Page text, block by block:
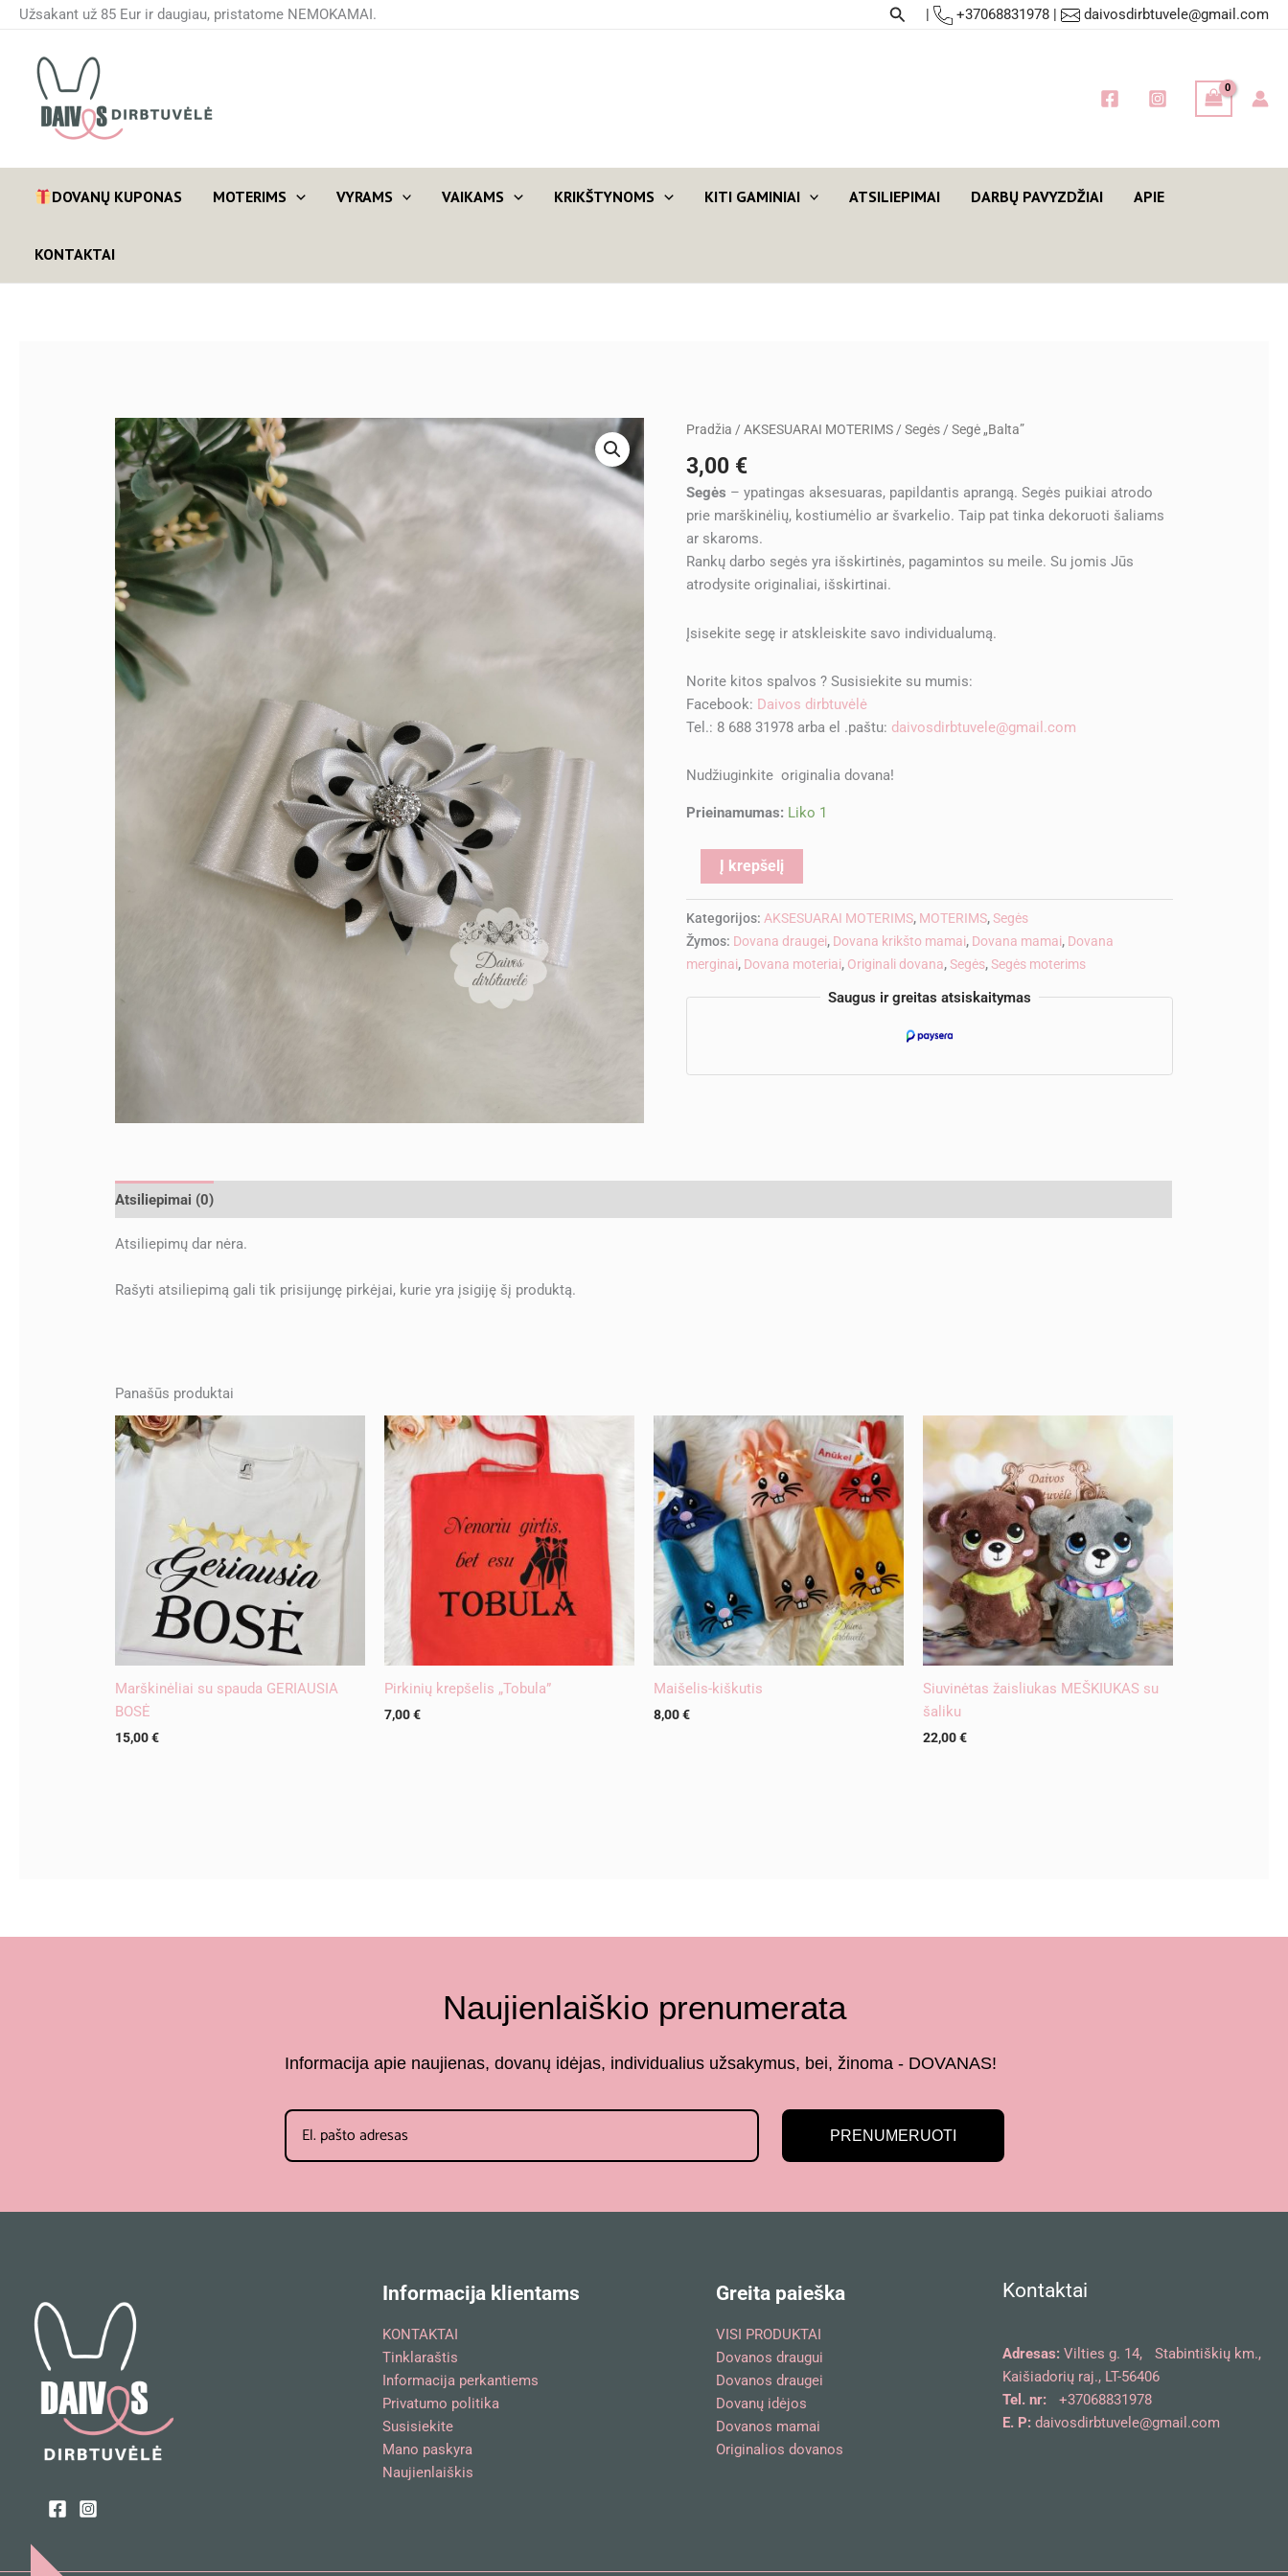
Pereiti
turinio
Užsakant už 85 Eur ir daugiau, pristatome NEMOKAMAI. Paieška
| +37068831978 | daivosdirbtuvele@gmail.com
DOVANŲ KUPONAS MOTERIMS VYRAMS VAIKAMS KRIKŠTYNOMS KITI GAMINIAI ATSILIEPIMAI DARBŲ PAVYZDŽIAI APIE
KONTAKTAI
Pradžia /AKSESUARAI MOTERIMS /Segės / Segė „Balta”
3,00 €
Segės – ypatingas aksesuaras, papildantis aprangą. Segės puikiai atrodo
prie marškinėlių, kostiumėlio ar švarkelio. Taip pat tinka dekoruoti šaliams
ar skaroms.
Rankų darbo segės yra išskirtinės, pagamintos su meile. Su jomis Jūs
atrodysite originaliai, išskirtinai.
Įsisekite segę ir atskleiskite savo individualumą.
Norite kitos spalvos ? Susisiekite su mumis:
Facebook: Daivos dirbtuvėlė
Tel.: 8 688 31978 arba el .paštu: daivosdirbtuvele@gmail.com
Nudžiuginkite originalia dovana!
Prieinamumas: Liko 1
produkto
Segė
"Balta"
Į krepšelį
Kategorijos: AKSESUARAI MOTERIMS, MOTERIMS,Segės
Žymos: Dovana draugei, Dovana krikšto mamai, Dovana mamai, Dovana
merginai, Dovana moteriai, Originali dovana,Segės,Segės moterims
Saugus ir greitas atsiskaitymas
Atsiliepimai (0)
Atsiliepimų dar nėra.
Rašyti atsiliepimą gali tik prisijungę pirkėjai, kurie yra įsigiję šį produktą.
Panašūs produktai
Marškinėliai su spauda GERIAUSIA
BOSĖ
15,00€
Pirkinių krepšelis „Tobula”
7,00€
Maišelis-kiškutis
8,00€
Siuvinėtas žaisliukas MEŠKIUKAS su
šaliku
22,00€
Naujienlaiškio prenumerata
Informacija apie naujienas, dovanų idėjas, individualius užsakymus, bei, žinoma - DOVANAS!
PRENUMERUOTI
Informacija klientams
KONTAKTAI
Tinklaraštis
Informacija perkantiems
Privatumo politika
Susisiekite
Mano paskyra
Naujienlaiškis
Greita paieška
VISI PRODUKTAI
Dovanos draugui
Dovanos draugei
Dovanų idėjos
Dovanos mamai
Originalios dovanos
Kontaktai
Adresas:Vilties g. 14, Stabintiškių km.,
Kaišiadorių raj., LT-56406
Tel. nr:
+37068831978
E. P: daivosdirbtuvele@gmail.com